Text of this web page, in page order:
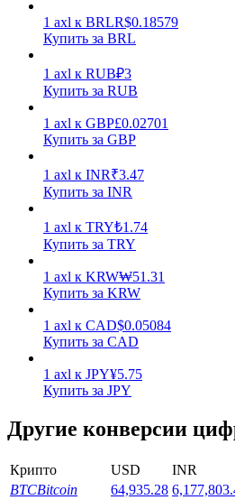
Получайте конкурентные
Стейкинг
Высокая прибыль и
Launchpool
Гибкая ставка для заработка
1 axl к BRLR$0.18579
Купить за BRL
1 axl к RUB₽3
Купить за RUB
1 axl к GBP£0.02701
Купить за GBP
1 axl к INR₹3.47
Купить за INR
1 axl к TRY₺1.74
Купить за TRY
1 axl к KRW₩51.31
Купить за KRW
1 axl к CAD$0.05084
Купить за CAD
1 axl к JPY¥5.75
Купить за JPY
Другие конверсии
Крипто USD INR
BTCBitcoin 64,935.28